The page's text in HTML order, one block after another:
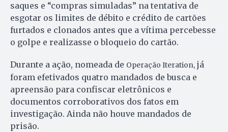
saques e “compras simuladas” na tentativa de
esgotar os limites de débito e crédito de cartões
furtados e clonados antes que a vítima percebesse
o golpe e realizasse o bloqueio do cartão.
Durante a ação, nomeada de Operação Iteration, já
foram efetivados quatro mandados de busca e
apreensão para confiscar eletrônicos e
documentos corroborativos dos fatos em
investigação. Ainda não houve mandados de
prisão.